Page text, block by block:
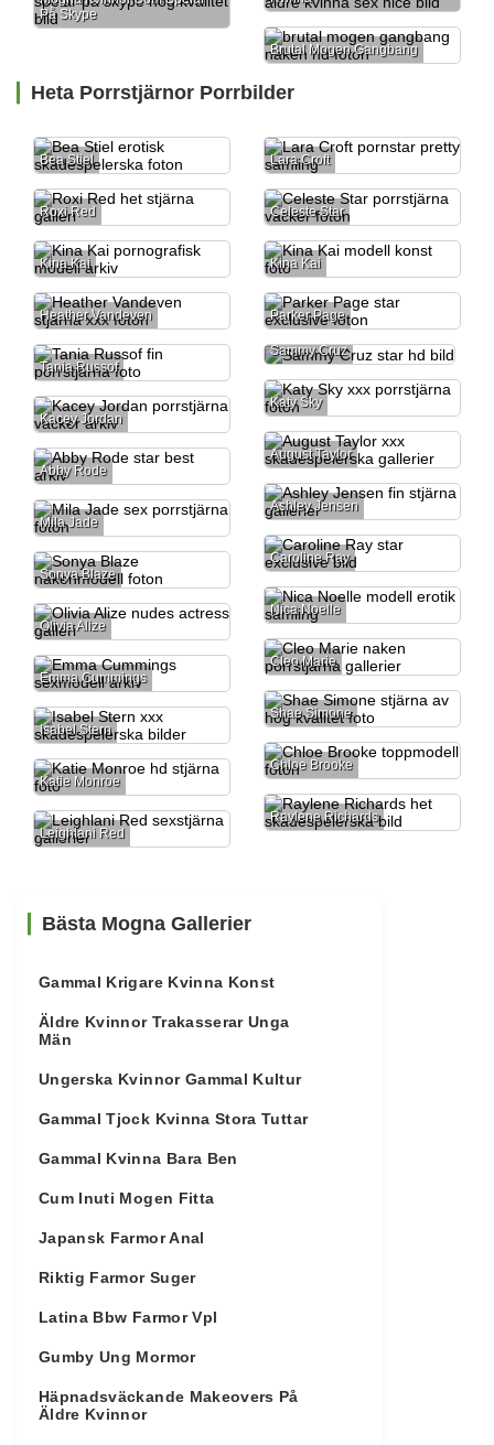
På Skype
Brutal Mogen Gangbang
Heta Porrstjärnor Porrbilder
Bea Stiel Lara Croft
Roxi Red Celeste Star
Kina Kai Kina Kai
Heather Vandeven Parker Page
Tania Russof
Sammy Cruz
Katy Sky
Kacey Jordan
August Taylor
Abby Rode
Ashley Jensen
Mila Jade
Caroline Ray
Sonya Blaze
Nica Noelle
Olivia Alize
Cleo Marie
Emma Cummings
Shae Simone
Isabel Stern
Chloe Brooke
Katie Monroe
Raylene Richards
Leighlani Red
Bästa Mogna Gallerier
Gammal Krigare Kvinna Konst
Äldre Kvinnor Trakasserar Unga
Män
Ungerska Kvinnor Gammal Kultur
Gammal Tjock Kvinna Stora Tuttar
Gammal Kvinna Bara Ben
Cum Inuti Mogen Fitta
Japansk Farmor Anal
Riktig Farmor Suger
Latina Bbw Farmor Vpl
Gumby Ung Mormor
Häpnadsväckande Makeovers På
Äldre Kvinnor